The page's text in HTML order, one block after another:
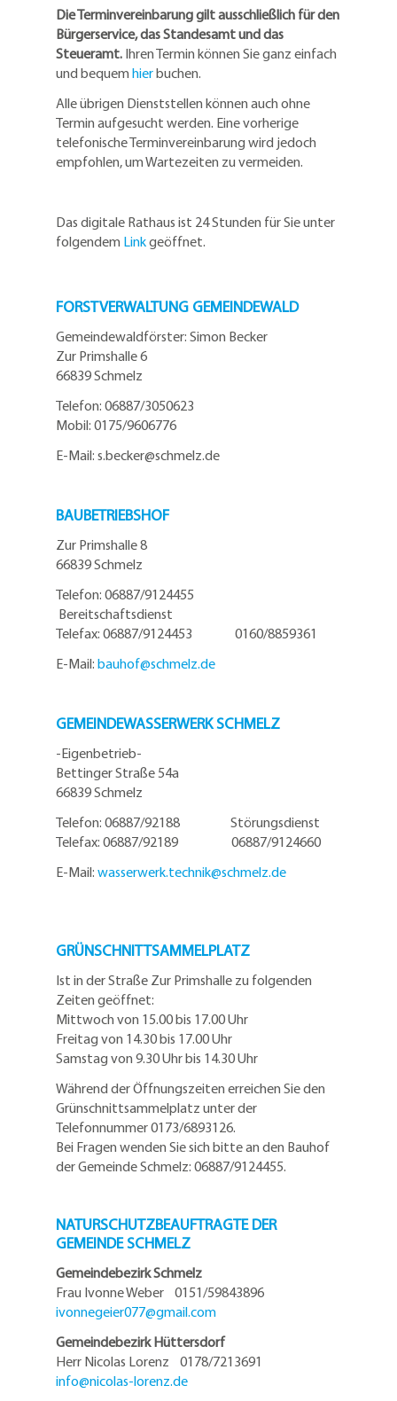
Die Terminvereinbarung gilt ausschließlich für den
Bürgerservice, das Standesamt und das
Steueramt. Ihren Termin können Sie ganz einfach
und bequem hierbuchen.
Alle übrigen Dienststellen können auch ohne
Termin aufgesucht werden. Eine vorherige
telefonische Terminvereinbarung wird jedoch
empfohlen, um Wartezeiten zu vermeiden.
Das digitale Rathaus ist 24 Stunden für Sie unter
folgendem Linkgeöffnet.
FORSTVERWALTUNG GEMEINDEWALD
Gemeindewaldförster: Simon Becker
Zur Primshalle 6
66839 Schmelz
Telefon: 06887/3050623
Mobil: 0175/9606776
E-Mail: s.becker@schmelz.de
BAUBETRIEBSHOF
Zur Primshalle 8
66839 Schmelz
Telefon: 06887/9124455
Bereitschaftsdienst
Telefax: 06887/9124453 0160/8859361
E-Mail: bauhof@schmelz.de
GEMEINDEWASSERWERK SCHMELZ
-Eigenbetrieb-
Bettinger Straße 54a
66839 Schmelz
Telefon: 06887/92188 Störungsdienst
Telefax: 06887/92189 06887/9124660
E-Mail: wasserwerk.technik@schmelz.de
GRÜNSCHNITTSAMMELPLATZ
Ist in der Straße Zur Primshalle zu folgenden
Zeiten geöffnet:
Mittwoch von 15.00 bis 17.00 Uhr
Freitag von 14.30 bis 17.00 Uhr
Samstag von 9.30 Uhr bis 14.30 Uhr
Während der Öffnungszeiten erreichen Sie den
Grünschnittsammelplatz unter der
Telefonnummer 0173/6893126.
Bei Fragen wenden Sie sich bitte an den Bauhof
der Gemeinde Schmelz: 06887/9124455.
NATURSCHUTZBEAUFTRAGTE DER
GEMEINDE SCHMELZ
Gemeindebezirk Schmelz
Frau Ivonne Weber 0151/59843896
ivonnegeier077@gmail.com
Gemeindebezirk Hüttersdorf
Herr Nicolas Lorenz 0178/7213691
info@nicolas-lorenz.de